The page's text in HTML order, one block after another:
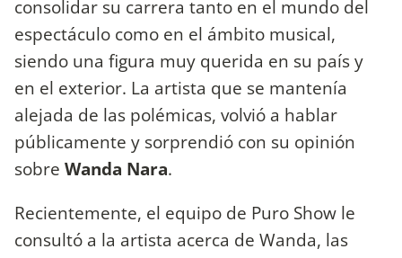
consolidar su carrera tanto en el mundo del
espectáculo como en el ámbito musical,
siendo una figura muy querida en su país y
en el exterior. La artista que se mantenía
alejada de las polémicas, volvió a hablar
públicamente y sorprendió con su opinión
sobre Wanda Nara.
Recientemente, el equipo de Puro Show le
consultó a la artista acerca de Wanda, las